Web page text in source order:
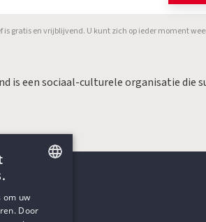
gratis en vrijblijvend. U kunt zich op ieder moment
is een sociaal-culturele organisatie die
DUTCH
om uw
Door